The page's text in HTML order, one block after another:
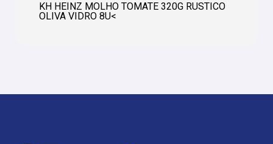
KH HEINZ MOLHO TOMATE 320G RUSTICO
OLIVA VIDRO 8U<